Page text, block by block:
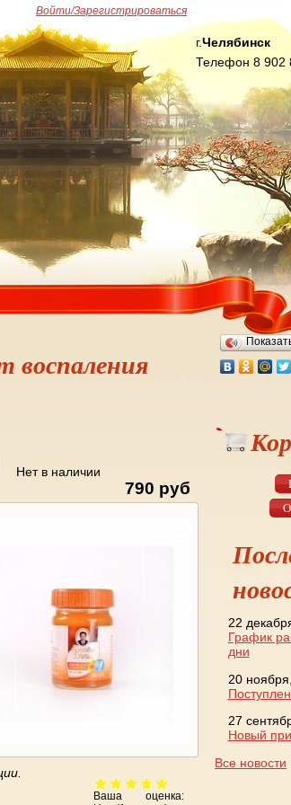
г.Челябинск
Телефон 8 902
воспаления
Нет в наличии
790 руб
Ваша оценка:
22
График
дни
20
27
Новый
Все новости
Войти/Зарегистрироваться